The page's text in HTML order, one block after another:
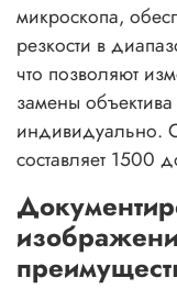
микроскопа,
резкости в
что позволяют
замены объектива
индивидуально.
составляет 1500